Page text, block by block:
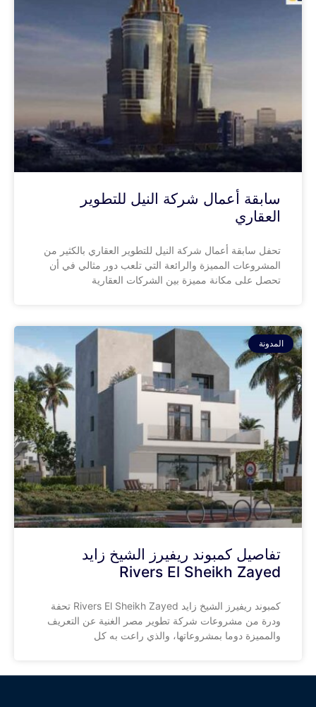
سابقة أعمال شركة النيل للتطوير
العقاري
تحفل سابقة أعمال شركة النيل للتطوير العقاري بالكثير من
المشروعات المميزة والرائعة التي تلعب دور مثالي في أن
تحصل على مكانة مميزة بين الشركات العقارية
المدونة
تفاصيل كمبوند ريفيرز الشيخ زايد
Rivers El Sheikh Zayed
كمبوند ريفيرز الشيخ زايد Rivers El Sheikh Zayed تحفة
ودرة من مشروعات شركة تطوير مصر الغنية عن التعريف
والمميزة دوما بمشروعاتها، والذي راعت به كل